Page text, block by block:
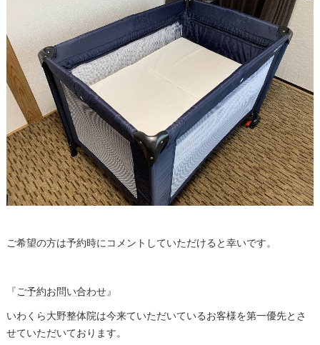
ご希望の方は予約時にコメントしていただけると幸いです。
『ご予約お問い合わせ』
いわくら大野整体院は今来ていただいているお客様を第一優先とさ
せていただいております。